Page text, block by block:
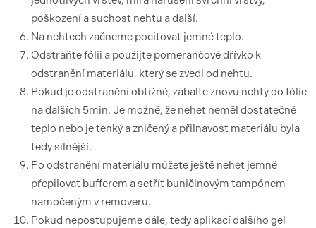
poškození a suchost nehtu a další.
Na nehtech začneme pociťovat jemné teplo.
Odstraňte fólii a použijte pomerančové dřívko k
odstranění materiálu, který se zvedl od nehtu.
Pokud je odstranění obtížné, zabalte znovu nehty do fólie
na dalších 5min. Je možné, že nehet neměl dostatečné
teplo nebo je tenký a zničený a přilnavost materiálu byla
tedy silnější.
Po odstranění materiálu můžete ještě nehet jemně
přepilovat bufferem a setřít buničinovým tampónem
namočeným v removeru.
Pokud nepostupujeme dále, tedy aplikací dalšího gel